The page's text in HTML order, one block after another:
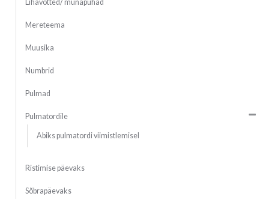
Lihavõtted/ munapühad
Mereteema
Muusika
Numbrid
Pulmad
Pulmatordile
Abiks pulmatordi viimistlemisel
Ristimise päevaks
Sõbrapäevaks